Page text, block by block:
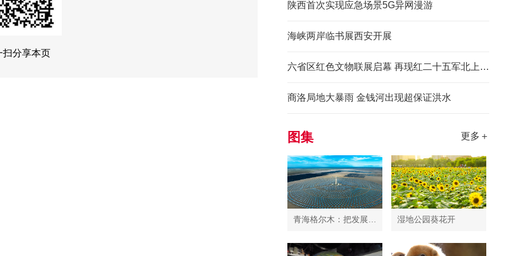
扫分享本页
陕西首次实现应急场景5G异网漫游
海峡两岸临书展西安开展
六省区红色文物联展启幕 再现红二十五军北上先锋长征史诗
商洛局地大暴雨 金钱河出现超保证洪水
图集 更多＋
湿地公园葵花开